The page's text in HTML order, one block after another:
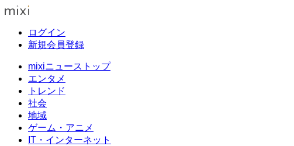
ログイン
新規会員登録
mixiニューストップ
エンタメ
トレンド
社会
地域
ゲーム・アニメ
IT・インターネット